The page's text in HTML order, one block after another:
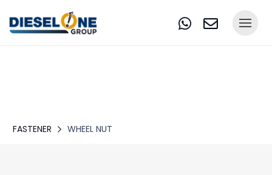
FASTENER WHEEL NUT